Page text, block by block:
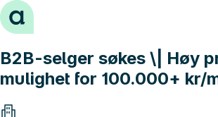
Hopp til innhold
B2B-selger søkes \| Høy
mulighet for 100.000+ kr/